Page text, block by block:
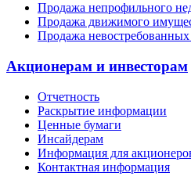
Продажа непрофильного
Продажа движимого
Продажа
Акционерам и инвесторам
Отчетность
Раскрытие информации
Ценные бумаги
Инсайдерам
Информация для
Контактная информация